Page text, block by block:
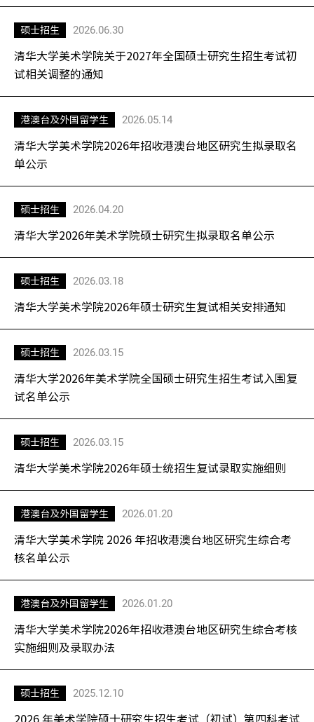
硕士招生 2026.06.30
清华大学美术学院关于2027年全国硕士研究生招生考试初
试相关调整的通知
港澳台及外国留学生 2026.05.14
清华大学美术学院2026年招收港澳台地区研究生拟录取名
单公示
硕士招生 2026.04.20
清华大学2026年美术学院硕士研究生拟录取名单公示
硕士招生 2026.03.18
清华大学美术学院2026年硕士研究生复试相关安排通知
硕士招生 2026.03.15
清华大学2026年美术学院全国硕士研究生招生考试入围复
试名单公示
硕士招生 2026.03.15
清华大学美术学院2026年硕士统招生复试录取实施细则
港澳台及外国留学生 2026.01.20
清华大学美术学院 2026 年招收港澳台地区研究生综合考
核名单公示
港澳台及外国留学生 2026.01.20
清华大学美术学院2026年招收港澳台地区研究生综合考核
实施细则及录取办法
硕士招生 2025.12.10
2026 年美术学院硕士研究生招生考试（初试）第四科考试